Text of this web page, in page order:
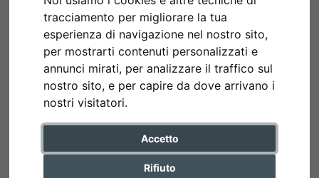
tracciamento per migliorare la tua
esperienza di navigazione nel nostro sito,
per mostrarti contenuti personalizzati e
annunci mirati, per analizzare il traffico sul
nostro sito, e per capire da dove arrivano i
nostri visitatori.
Accetto
Rifiuto
Indietro